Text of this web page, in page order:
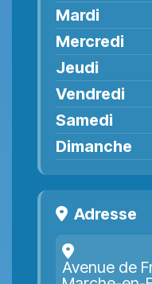
Mardi
Mercredi
Jeudi
Vendredi
Samedi
Dimanche
Adresse
Avenue de